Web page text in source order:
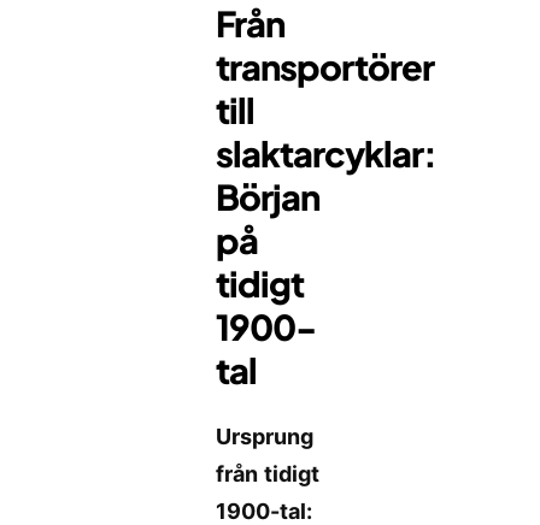
Från
transportörer
till
slaktarcyklar:
Början
på
tidigt
1900-
tal
Ursprung
från tidigt
1900-tal: